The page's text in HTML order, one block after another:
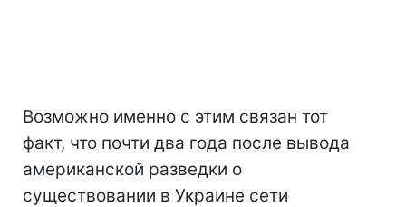
Возможно именно с этим связан тот
факт, что почти два года после вывода
американской разведки о
существовании в Украине сети